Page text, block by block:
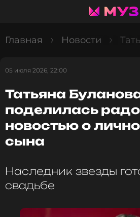
Главная Новости
05 июля 2026, 22:00
Татьяна
поделилась
новостью о
сына
Наследник звезды
свадьбе